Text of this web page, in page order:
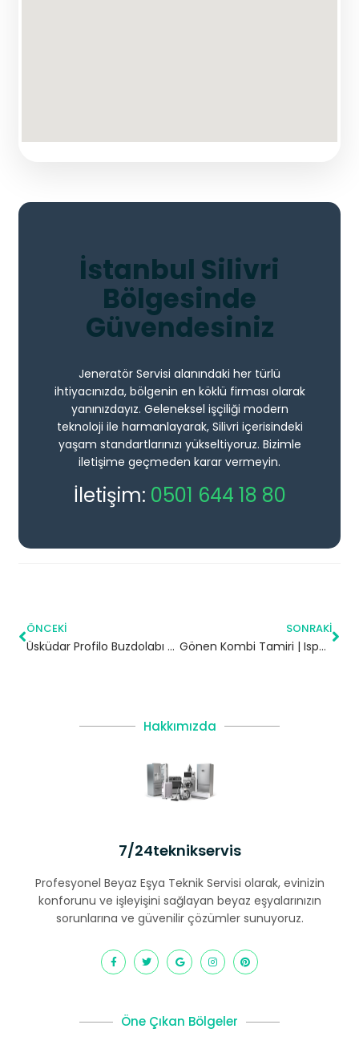
İstanbul Silivri
Bölgesinde
Güvendesiniz
Jeneratör Servisi alanındaki her türlü
ihtiyacınızda, bölgenin en köklü firması olarak
yanınızdayız. Geleneksel işçiliği modern
teknoloji ile harmanlayarak, Silivri içerisindeki
yaşam standartlarınızı yükseltiyoruz. Bizimle
iletişime geçmeden karar vermeyin.
İletişim: 0501 644 18 80
ÖNCEKI
Üsküdar Profilo Buzdolabı Servisi
SONRAKI
Gönen Kombi Tamiri | Isparta
Hakkımızda
7/24teknikservis
Profesyonel Beyaz Eşya Teknik Servisi olarak, evinizin
konforunu ve işleyişini sağlayan beyaz eşyalarınızın
sorunlarına ve güvenilir çözümler sunuyoruz.
Öne Çıkan Bölgeler